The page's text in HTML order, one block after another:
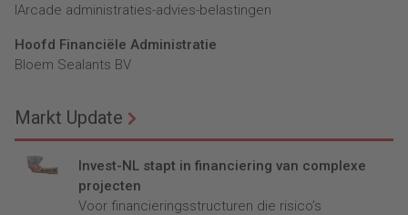
lArcade administraties-advies-belastingen
Hoofd Financiële Administratie
Bloem Sealants BV
Markt Update
Invest-NL stapt in financiering van complexe
projecten
Voor financieringsstructuren die risico’s